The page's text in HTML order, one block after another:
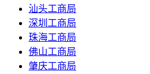
汕头工商局
深圳工商局
珠海工商局
佛山工商局
肇庆工商局